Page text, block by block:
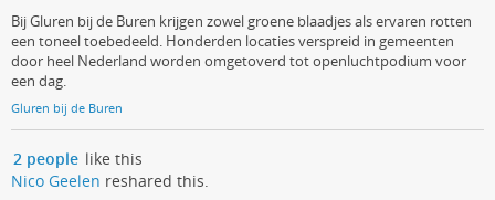
Bij Gluren bij de Buren krijgen zowel groene blaadjes als ervaren rotten
een toneel toebedeeld. Honderden locaties verspreid in gemeenten
door heel Nederland worden omgetoverd tot openluchtpodium voor
een dag.
Gluren bij de Buren
2 people like this
Nico Geelen reshared this.